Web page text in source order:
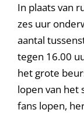
In plaats van
zes uur
aantal
tegen 16.00
het grote
lopen van het
fans lopen,